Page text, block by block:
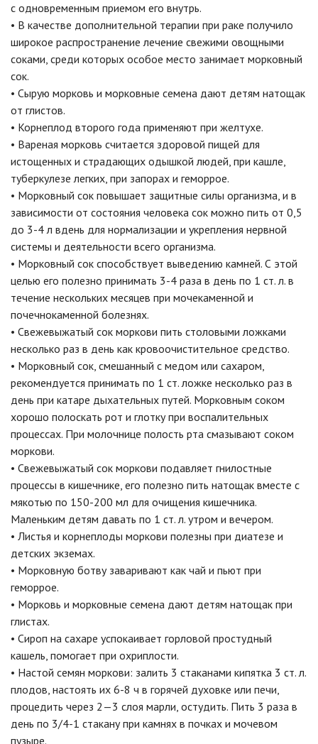
с одновременным приемом его внутрь.
• В качестве дополнительной терапии при раке получило
широкое распространение лечение свежими овощными
соками, среди которых особое место занимает морковный
сок.
• Сырую морковь и морковные семена дают детям натощак
от глистов.
• Корнеплод второго года применяют при желтухе.
• Вареная морковь считается здоровой пищей для
истощенных и страдающих одышкой людей, при кашле,
туберкулезе легких, при запорах и геморрое.
• Морковный сок повышает защитные силы организма, и в
зависимости от состояния человека сок можно пить от 0,5
до 3-4 л вдень для нормализации и укрепления нервной
системы и деятельности всего организма.
• Морковный сок способствует выведению камней. С этой
целью его полезно принимать 3-4 раза в день по 1 ст. л. в
течение нескольких месяцев при мочекаменной и
почечнокаменной болезнях.
• Свежевыжатый сок моркови пить столовыми ложками
несколько раз в день как кровоочистительное средство.
• Морковный сок, смешанный с медом или сахаром,
рекомендуется принимать по 1 ст. ложке несколько раз в
день при катаре дыхательных путей. Морковным соком
хорошо полоскать рот и глотку при воспалительных
процессах. При молочнице полость рта смазывают соком
моркови.
• Свежевыжатый сок моркови подавляет гнилостные
процессы в кишечнике, его полезно пить натощак вместе с
мякотью по 150-200 мл для очищения кишечника.
Маленьким детям давать по 1 ст. л. утром и вечером.
• Листья и корнеплоды моркови полезны при диатезе и
детских экземах.
• Морковную ботву заваривают как чай и пьют при
геморрое.
• Морковь и морковные семена дают детям натощак при
глистах.
• Сироп на сахаре успокаивает горловой простудный
кашель, помогает при охриплости.
• Настой семян моркови: залить 3 стаканами кипятка 3 ст. л.
плодов, настоять их 6-8 ч в горячей духовке или печи,
процедить через 2—3 слоя марли, остудить. Пить 3 раза в
день по 3/4-1 стакану при камнях в почках и мочевом
пузыре.